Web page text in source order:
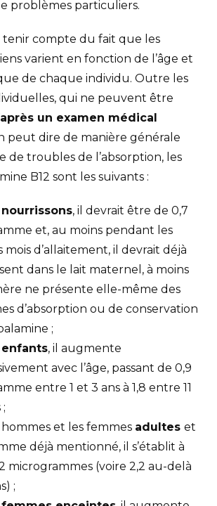
problèmes particuliers.
compte du fait que les
varient en fonction de l’âge et
de chaque individu. Outre les
qui ne peuvent être
après un examen médical
peut dire de manière générale
de troubles de l’absorption, les
B12 sont les suivants :
nourrissons, il devrait être de 0,7
et, au moins pendant les
mois d’allaitement, il devrait déjà
dans le lait maternel, à moins
ne présente elle-même des
d’absorption ou de conservation
;
enfants, il augmente
avec l’âge, passant de 0,9
entre 1 et 3 ans à 1,8 entre 11
et les femmes adulteset
déjà mentionné, il s’établit à
microgrammes (voire 2,2 au-delà
;